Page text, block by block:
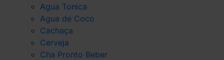
Agua Tonica
Agua de Coco
Cachaça
Cerveja
Cha Pronto Beber